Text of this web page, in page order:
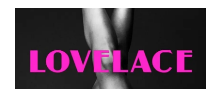
JULIE
DELPY
ETHANAS
HAWKE’AS
VIENAS
KITAM